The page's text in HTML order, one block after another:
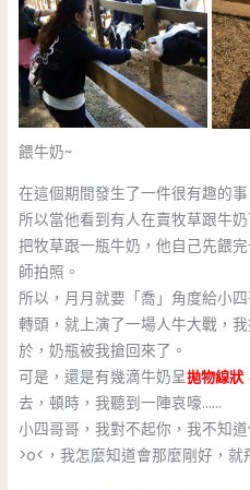
餵牛奶~
在這個期間發生了一件很有趣的
所以當他看到有人在賣牧草跟牛
把牧草跟一瓶牛奶，他自己先餵
師拍照。
所以，月月就要「喬」角度給小
轉頭，就上演了一場人牛大戰，
於，奶瓶被我搶回來了。
可是，還是有幾滴牛奶呈拋物線狀
去，頓時，我聽到一陣哀嚎……
小四哥哥，我對不起你，我不知
>o<，我怎麼知道會那麼剛好，